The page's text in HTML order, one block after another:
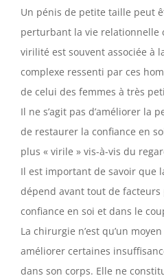
Un pénis de petite taille peut
perturbant la vie relationnelle
virilité est souvent associée à
complexe ressenti par ces
de celui des femmes à très
Il ne s’agit pas d’améliorer la
de restaurer la confiance en
plus « virile » vis-à-vis du
Il est important de savoir que
dépend avant tout de facteurs
confiance en soi et dans le
La chirurgie n’est qu’un
améliorer certaines
dans son corps. Elle ne